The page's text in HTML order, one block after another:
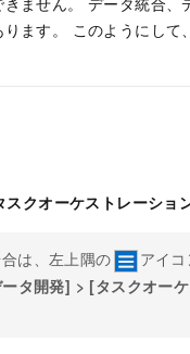
ます。 このようにして
スクオーケストレーショ
は、左上隅の
アイ
タ開発] > [タスクオー